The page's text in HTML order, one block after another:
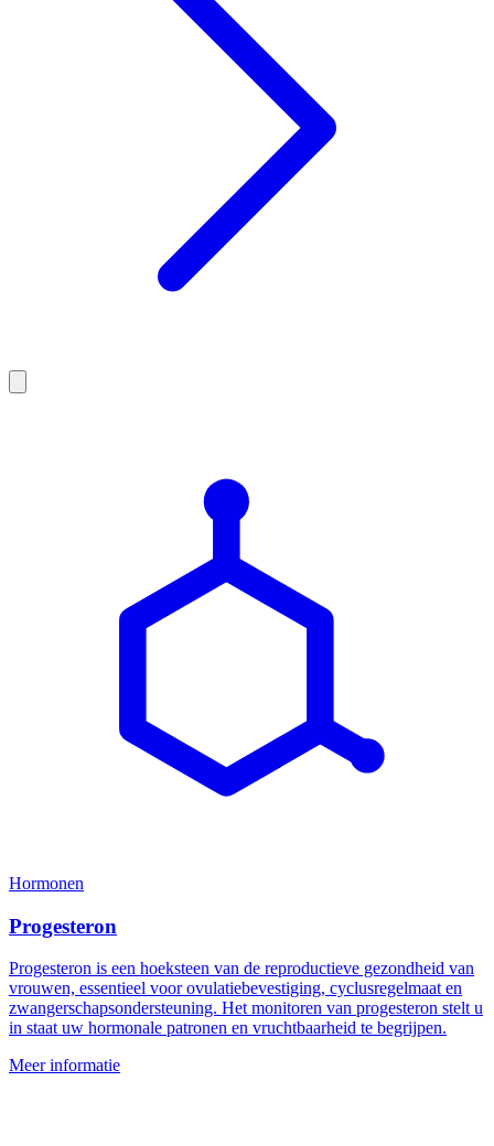
Hormonen
Progesteron
Progesteron is een hoeksteen van de reproductieve gezondheid van
vrouwen, essentieel voor ovulatiebevestiging, cyclusregelmaat en
zwangerschapsondersteuning. Het monitoren van progesteron stelt u
in staat uw hormonale patronen en vruchtbaarheid te begrijpen.
Meer informatie